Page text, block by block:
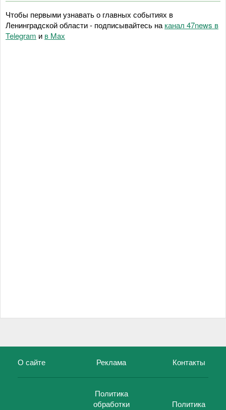
Чтобы первыми узнавать о главных событиях в
Ленинградской области - подписывайтесь на канал 47news в
Telegram и в Maх
О сайте Реклама Контакты
Политика
обработки
Политика